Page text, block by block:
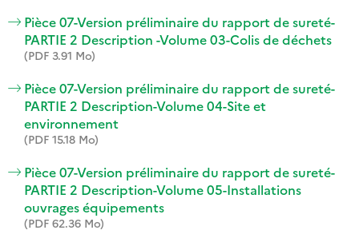
Pièce 07-Version préliminaire du rapport de sureté-
PARTIE 2 Description -Volume 03-Colis de déchets
(PDF 3.91 Mo)
Pièce 07-Version préliminaire du rapport de sureté-
PARTIE 2 Description-Volume 04-Site et
environnement
(PDF 15.18 Mo)
Pièce 07-Version préliminaire du rapport de sureté-
PARTIE 2 Description-Volume 05-Installations
ouvrages équipements
(PDF 62.36 Mo)